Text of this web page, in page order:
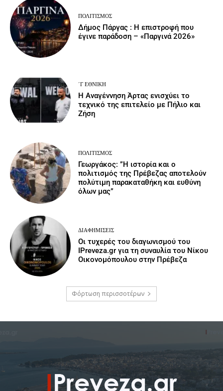
ΠΟΛΙΤΙΣΜΌΣ
Δήμος Πάργας : Η επιστροφή που
έγινε παράδοση – «Παργινά 2026»
΄Γ ΕΘΝΙΚΉ
Η Αναγέννηση Άρτας ενισχύει το
τεχνικό της επιτελείο με Πήλιο και
Ζήση
ΠΟΛΙΤΙΣΜΌΣ
Γεωργάκος: ”Η ιστορία και ο
πολιτισμός της Πρέβεζας αποτελούν
πολύτιμη παρακαταθήκη και ευθύνη
όλων μας”
ΔΙΑΦΗΜΊΣΕΙΣ
Οι τυχερές του διαγωνισμού του
IPreveza.gr για τη συναυλία του Νίκου
Οικονομόπουλου στην Πρέβεζα
Φόρτωση περισσοτέρων